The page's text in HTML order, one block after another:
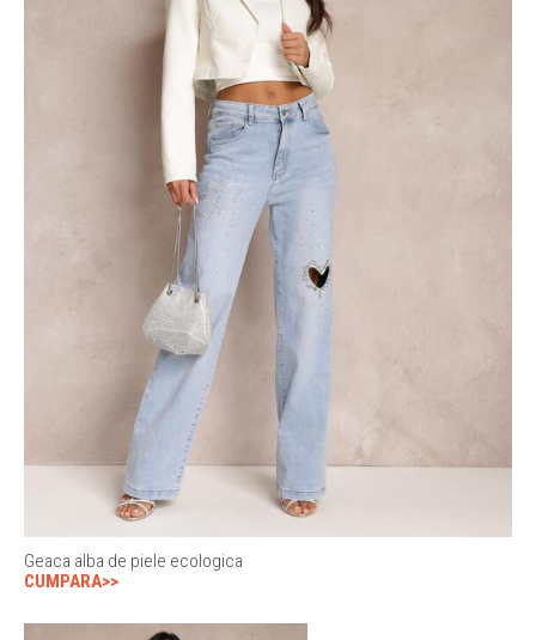
Geaca alba de piele ecologica
CUMPARA>>